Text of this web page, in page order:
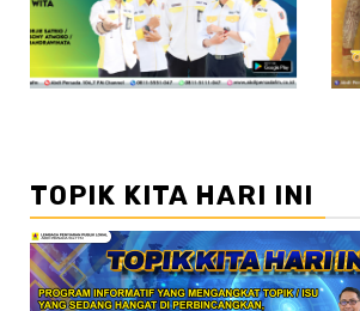
TOPIK KITA HARI INI